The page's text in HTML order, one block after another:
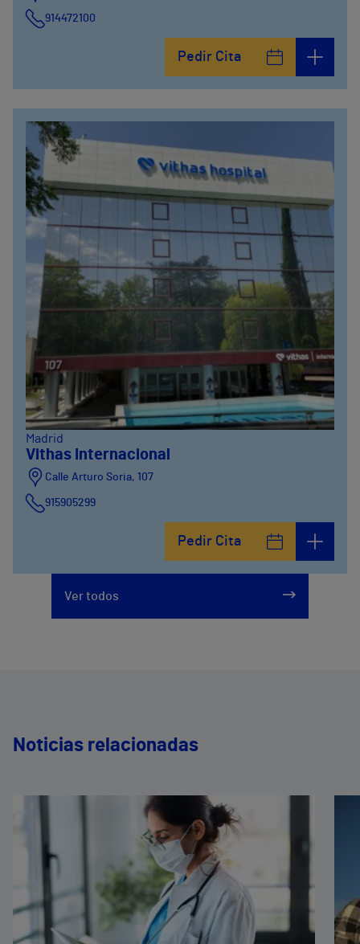
914472100
Pedir Cita
Madrid
Vithas Internacional
Calle Arturo Soria, 107
915905299
Pedir Cita
Ver todos
Noticias relacionadas